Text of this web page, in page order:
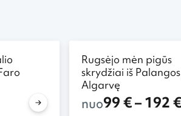
Rugsėjo mėn pigūs
skrydžiai iš
Algarvę
nuo99 € – 192 €